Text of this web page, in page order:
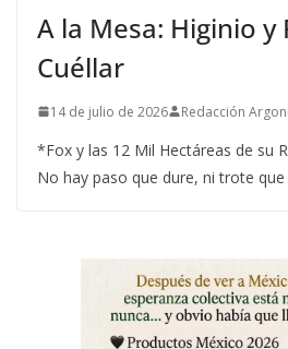
A la Mesa: Higinio y
Cuéllar
14 de julio de 2026 Redacción
*Fox y las 12 Mil Hectáreas de su
No hay paso que dure, ni trote